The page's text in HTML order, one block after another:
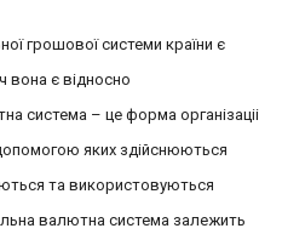
грошової системи країни є
вона є відносно
система – це форма організаціі
яких здійснюються
та використовуються
валютна система залежить